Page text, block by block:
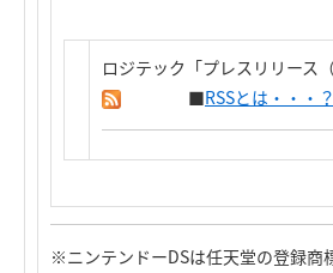
ロジテック「プレスリリース
■RSSとは・・・？
※ニンテンドーDSは任天堂の登録商